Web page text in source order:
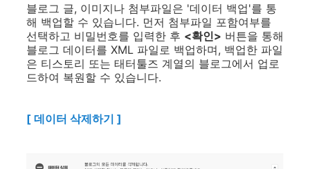
블로그 글, 이미지나 첨부파일은 '데이터 백업'를 통
해 백업할 수 있습니다. 먼저 첨부파일 포함여부를
선택하고 비밀번호를 입력한 후 <확인> 버튼을 통해
블로그 데이터를 XML 파일로 백업하며, 백업한 파일
은 티스토리 또는 태터툴즈 계열의 블로그에서 업로
드하여 복원할 수 있습니다.
[ 데이터 삭제하기 ]